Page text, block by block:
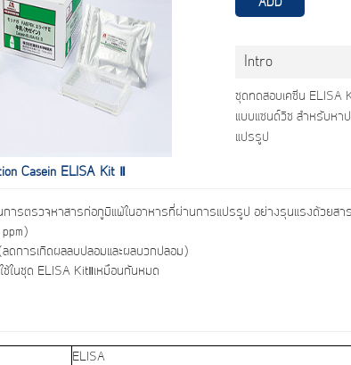
Intro
ชุดทดสอบเคซีน ELISA
แบบแซนด์วิช สำหรับหา
แปรรูป
Casein ELISA Kit Ⅱ
ารตรวจหาสารก่อภูมิแพ้ในอาหารที่ผ่านการแปรรูป อย่างรุนแรงด้วยสา
ดการเกิดผลลบปลอมและผลบวกปลอม)
ในชุด ELISA KitⅡเหมือนกันหมด
ELISA